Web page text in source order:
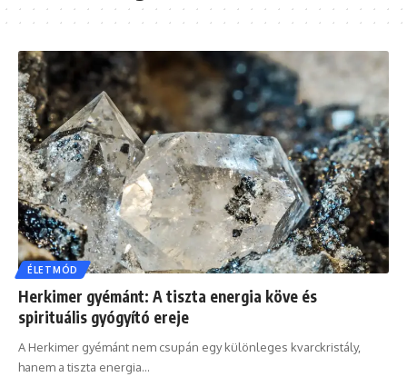
ÉLETMÓD
Herkimer gyémánt: A tiszta energia köve és
spirituális gyógyító ereje
A Herkimer gyémánt nem csupán egy különleges kvarckristály,
hanem a tiszta energia…